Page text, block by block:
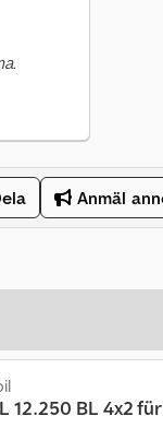
Anmäl
12.250 BL 4x2